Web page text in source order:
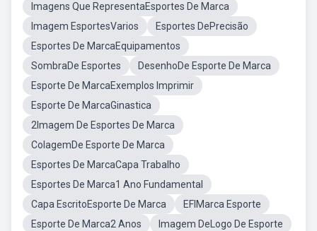
Imagens Que RepresentaEsportes De Marca
Imagem EsportesVarios
Esportes DePrecisão
Esportes De MarcaEquipamentos
SombraDe Esportes
DesenhoDe Esporte De Marca
Esporte De MarcaExemplos Imprimir
Esporte De MarcaGinastica
2Imagem De Esportes De Marca
ColagemDe Esporte De Marca
Esportes De MarcaCapa Trabalho
Esportes De Marca1 Ano Fundamental
Capa EscritoEsporte De Marca
EFIMarca Esporte
Esporte De Marca2 Anos
Imagem DeLogo De Esporte